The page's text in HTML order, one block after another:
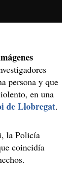
persona y que
en una
de Llobregat.
la Policía
coincidía